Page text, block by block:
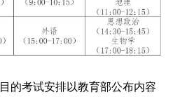
的考试安排以教育部公布内容